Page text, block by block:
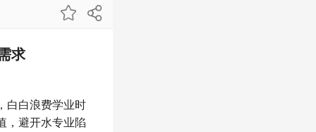
求
白浪费学业时
，避开水专业陷